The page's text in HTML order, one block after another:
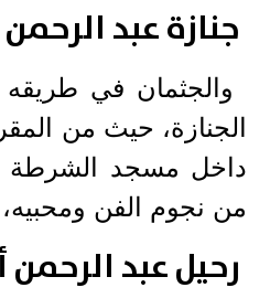
جنازة عبد
والجثمان في
الجنازة، حيث من
داخل مسجد الشرطة
من نجوم الفن
رحيل عبد الرحمن